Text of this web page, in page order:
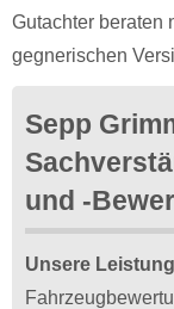
Gutachter beraten
gegnerischen
Sepp
und -
Unsere